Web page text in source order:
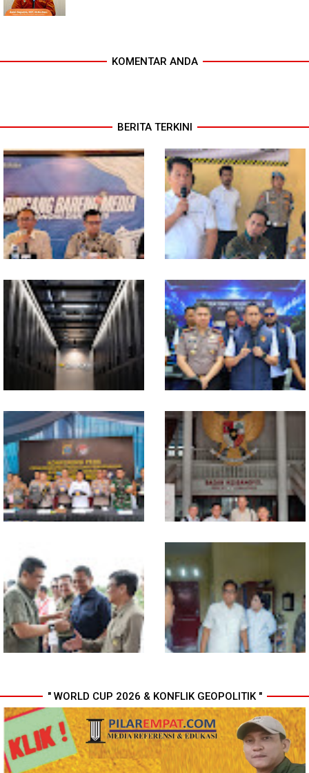
KOMENTAR ANDA
BERITA TERKINI
Pertumbuhan Ekonomi Sumut
Triwulan II 2026 berkisar 5,06
Persen, BI : Konsumsi RT dan
Perdagangan CPO
Penyumbang Tertinggi
Polresta Deliserdang
Musnahkan 1,2 Kilo Gram
Sabu-sabu: Tiga Tersangka
Gagal Edarkan Ribuan Dosis
Narkoba
Indosat, Ooredoo Group,
Nokia, dan NVIDIA Luncurkan
Zankore by Indosat, Siap
Layani Kawasan Asia-Pasifik
dengan Platform Infrastruktur
AI Terintegerasi
Polda Sumut Bongkar Sindikat
Scamming Internasional di
Apartemen Medan, Korban
Rugi Rp6,7 Miliar
Selama 300 Hari, Polrestabes
Medan Tangkap 1.434
Tersangka Narkoba
MIO Indonesia Sumut Resmi
Daftarkan Organisasi ke
Kesbangpol, Langkah Awal
Perkuat Profesionalisme
Media Online
Komisi D DPRDSU Ikut Gubsu
Bobby Nasution Berkantor di
Nias
Walikota Medan Nonaktifkan
Lurah Aur, Rico Waas : Tak Ada
Toleransi bagi Penyalahgunaan
Wewenang
" WORLD CUP 2026 & KONFLIK GEOPOLITIK "